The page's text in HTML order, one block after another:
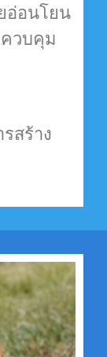
อ่อนโยน
วบคุม
สร้าง